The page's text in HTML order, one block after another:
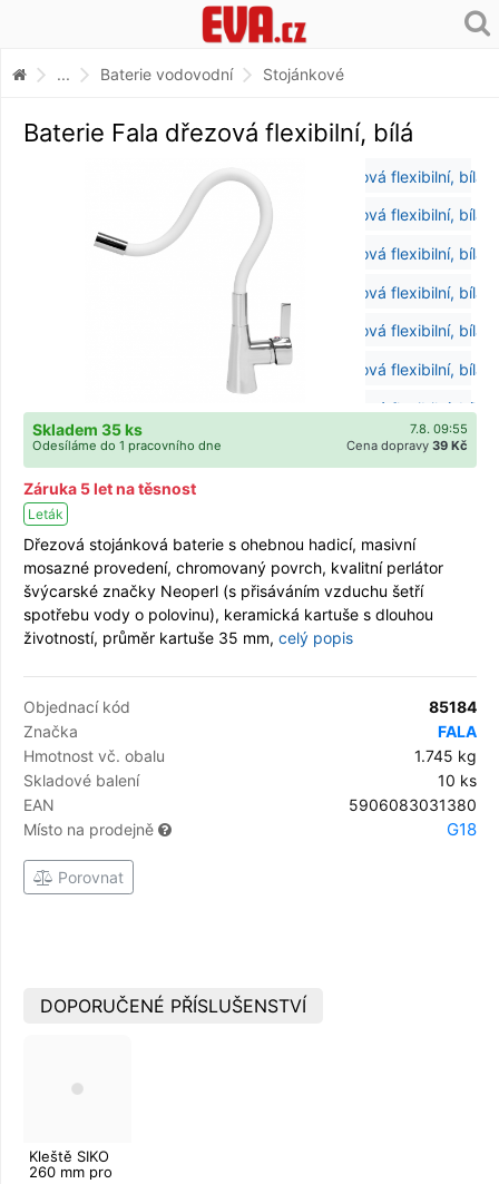
... Baterie vodovodní Stojánkové
Baterie Fala dřezová flexibilní, bílá
7.8. 09:55
Skladem 35 ks
Cena dopravy 39 Kč
Odesíláme do 1 pracovního dne
Záruka 5 let na těsnost
Leták
Dřezová stojánková baterie s ohebnou hadicí, masivní
mosazné provedení, chromovaný povrch, kvalitní perlátor
švýcarské značky Neoperl (s přisáváním vzduchu šetří
spotřebu vody o polovinu), keramická kartuše s dlouhou
životností, průměr kartuše 35 mm, celý popis
Objednací kód
85184
Značka
FALA
Hmotnost vč. obalu
1.745 kg
Skladové balení
10 ks
EAN
5906083031380
Místo na prodejně
G18
Porovnat
DOPORUČENÉ PŘÍSLUŠENSTVÍ
Kleště SIKO
260 mm pro